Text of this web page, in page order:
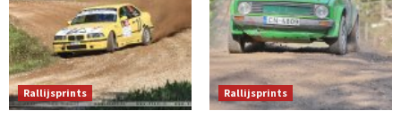
Rallijsprints Rallijsprints